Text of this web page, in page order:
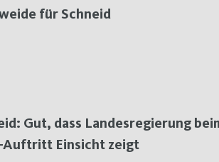
für Schneid
Gut, dass Landesregierung
Auftritt Einsicht zeigt